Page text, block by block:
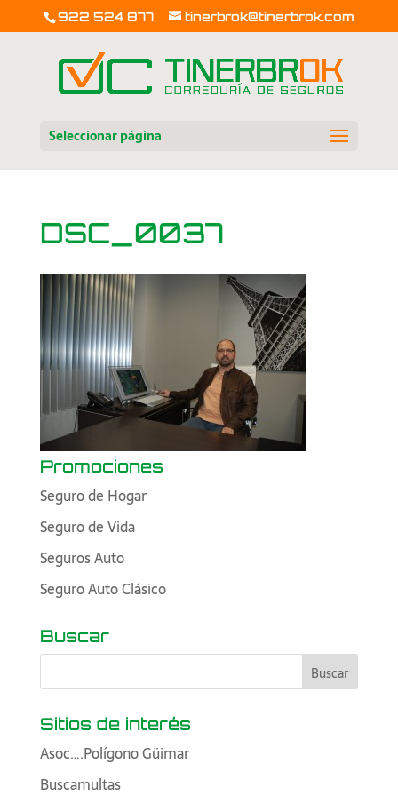
922 524 877 tinerbrok@tinerbrok.com
Seleccionar página
DSC_0037
Promociones
Seguro de Hogar
Seguro de Vida
Seguros Auto
Seguro Auto Clásico
Buscar
Sitios de interés
Asoc….Polígono Güimar
Buscamultas